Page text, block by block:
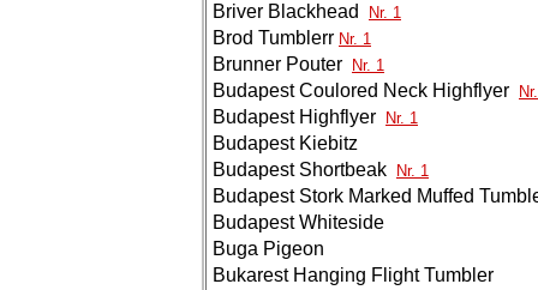
Briver Blackhead Nr. 1
Brod Tumblerr Nr. 1
Brunner Pouter Nr. 1
Budapest Coulored Neck Highflyer
Budapest Highflyer Nr. 1
Budapest Kiebitz
Budapest Shortbeak
Nr. 1
Budapest Stork Marked Muffed
Budapest Whiteside
Buga Pigeon
Bukarest Hanging Flight Tumbler